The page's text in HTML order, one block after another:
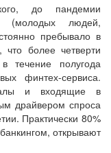
до пандемии
(молодых людей,
пребывало в
более четверти
полугода
финтех-сервиса.
и входящие в
драйвером спроса
Практически 80%
открывают